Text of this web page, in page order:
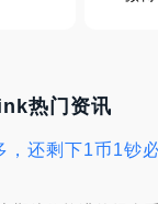
热门资讯
，还剩下1币1钞